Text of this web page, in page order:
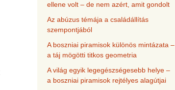
ellene volt – de nem azért, amit gondolt
Az abúzus témája a családállítás
szempontjából
A boszniai piramisok különös mintázata –
a táj mögötti titkos geometria
A világ egyik legegészségesebb helye –
a boszniai piramisok rejtélyes alagútjai